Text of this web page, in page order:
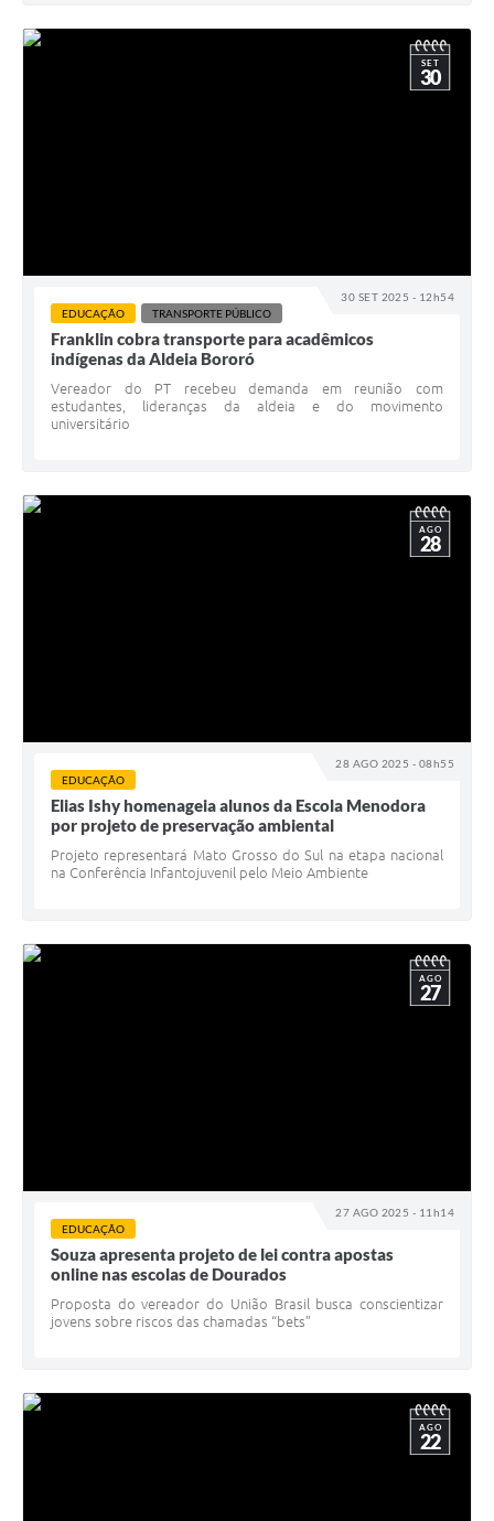
30 SET 2025 - 12h54
SET
30
EDUCAÇÃO TRANSPORTE PÚBLICO
Franklin cobra transporte para acadêmicos
indígenas da Aldeia Bororó
Vereador do PT recebeu demanda em reunião com
estudantes, lideranças da aldeia e do movimento
universitário
28 AGO 2025 - 08h55
AGO
28
EDUCAÇÃO
Elias Ishy homenageia alunos da Escola Menodora
por projeto de preservação ambiental
Projeto representará Mato Grosso do Sul na etapa nacional
na Conferência Infantojuvenil pelo Meio Ambiente
27 AGO 2025 - 11h14
AGO
27
EDUCAÇÃO
Souza apresenta projeto de lei contra apostas
online nas escolas de Dourados
Proposta do vereador do União Brasil busca conscientizar
jovens sobre riscos das chamadas “bets”
AGO
22